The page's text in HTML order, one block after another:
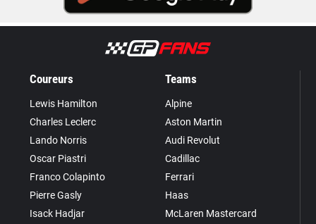
Coureurs
Lewis Hamilton
Charles Leclerc
Lando Norris
Oscar Piastri
Franco Colapinto
Pierre Gasly
Isack Hadjar
Teams
Alpine
Aston Martin
Audi Revolut
Cadillac
Ferrari
Haas
McLaren Mastercard